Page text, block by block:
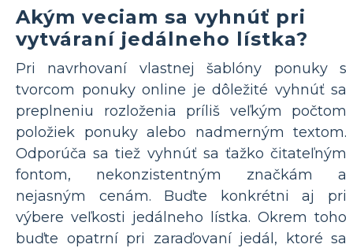
Akým veciam sa vyhnúť pri
vytváraní jedálneho lístka?
Pri navrhovaní vlastnej šablóny ponuky s
tvorcom ponuky online je dôležité vyhnúť sa
preplneniu rozloženia príliš veľkým počtom
položiek ponuky alebo nadmerným textom.
Odporúča sa tiež vyhnúť sa ťažko čitateľným
fontom, nekonzistentným značkám a
nejasným cenám. Buďte konkrétni aj pri
výbere veľkosti jedálneho lístka. Okrem toho
buďte opatrní pri zaraďovaní jedál, ktoré sa